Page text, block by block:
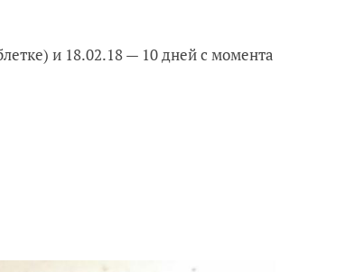
и 18.02.18 — 10 дней с момента